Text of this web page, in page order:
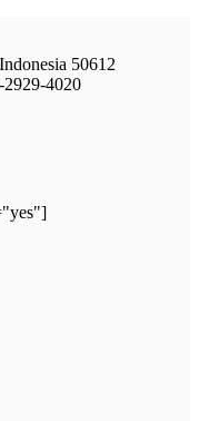
50612
4020